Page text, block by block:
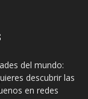
del mundo:
descubrir las
en redes